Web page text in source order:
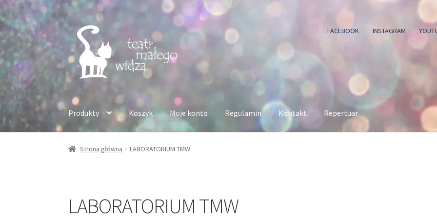
Przejdź
do
nawigacji
Przejdź
do
treści
FACEBOOK INSTAGRAM
Produkty Koszyk Moje konto Regulamin Kontakt Repertuar
Strona główna LABORATORIUM TMW
LABORATORIUM TMW